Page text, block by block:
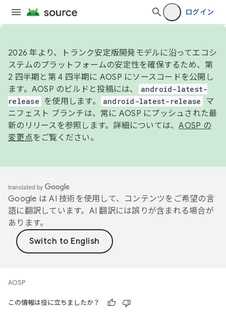
ログイン
2026 年より、トランク安定版開発モデルに沿ってエコシ
ステムのプラットフォームの安定性を確保するため、第
2 四半期と第 4 四半期に AOSP にソースコードを公開し
ます。AOSP のビルドと投稿には、
android-latest-
release
を使用します。 android-latest-release
マ
ニフェスト ブランチは、常に AOSP にプッシュされた最
新のリリースを参照します。詳細については、AOSP の
変更点をご覧ください。
Google は AI 技術を使用して、コンテンツをご希望の言
語に翻訳しています。AI 翻訳には誤りが含まれる場合が
あります。
AOSP
この情報は役に立ちましたか？